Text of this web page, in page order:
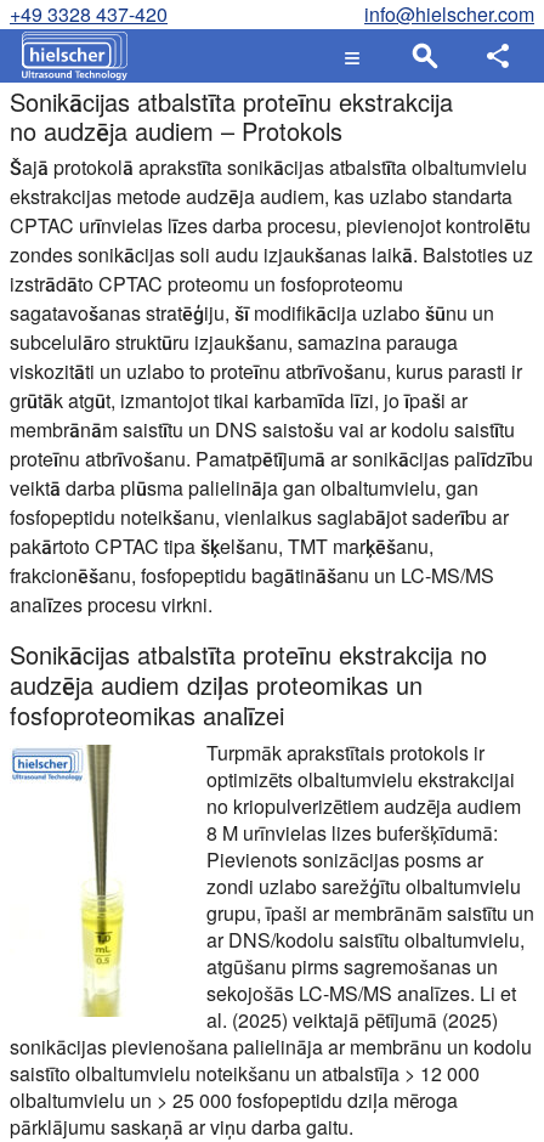
+49 3328 437-420 info@hielscher.com
Sonikācijas atbalstīta proteīnu ekstrakcija
no audzēja audiem – Protokols
Šajā protokolā aprakstīta sonikācijas atbalstīta olbaltumvielu
ekstrakcijas metode audzēja audiem, kas uzlabo standarta
CPTAC urīnvielas līzes darba procesu, pievienojot kontrolētu
zondes sonikācijas soli audu izjaukšanas laikā. Balstoties uz
izstrādāto CPTAC proteomu un fosfoproteomu
sagatavošanas stratēģiju, šī modifikācija uzlabo šūnu un
subcelulāro struktūru izjaukšanu, samazina parauga
viskozitāti un uzlabo to proteīnu atbrīvošanu, kurus parasti ir
grūtāk atgūt, izmantojot tikai karbamīda līzi, jo īpaši ar
membrānām saistītu un DNS saistošu vai ar kodolu saistītu
proteīnu atbrīvošanu. Pamatpētījumā ar sonikācijas palīdzību
veiktā darba plūsma palielināja gan olbaltumvielu, gan
fosfopeptidu noteikšanu, vienlaikus saglabājot saderību ar
pakārtoto CPTAC tipa šķelšanu, TMT marķēšanu,
frakcionēšanu, fosfopeptidu bagātināšanu un LC-MS/MS
analīzes procesu virkni.
Sonikācijas atbalstīta proteīnu ekstrakcija no
audzēja audiem dziļas proteomikas un
fosfoproteomikas analīzei
Turpmāk aprakstītais protokols ir
optimizēts olbaltumvielu ekstrakcijai
no kriopulverizētiem audzēja audiem
8 M urīnvielas lizes buferšķīdumā:
Pievienots sonizācijas posms ar
zondi uzlabo sarežģītu olbaltumvielu
grupu, īpaši ar membrānām saistītu un
ar DNS/kodolu saistītu olbaltumvielu,
atgūšanu pirms sagremošanas un
sekojošās LC-MS/MS analīzes. Li et
al. (2025) veiktajā pētījumā (2025)
sonikācijas pievienošana palielināja ar membrānu un kodolu
saistīto olbaltumvielu noteikšanu un atbalstīja > 12 000
olbaltumvielu un > 25 000 fosfopeptidu dziļa mēroga
pārklājumu saskaņā ar viņu darba gaitu.